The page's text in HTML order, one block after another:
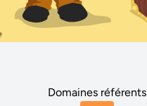
Domaines référents